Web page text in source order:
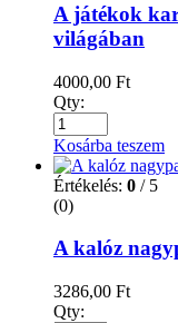
A játékok
világában
4000,00 Ft
Qty:
Kosárba teszem
Értékelés: 0 / 5
(0)
A kalóz
3286,00 Ft
Qty: